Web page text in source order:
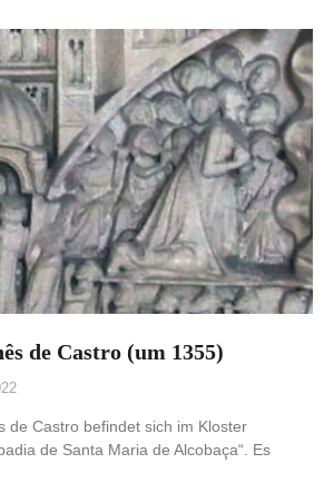
de Castro (um 1355)
de Castro befindet sich im Kloster
de Santa Maria de Alcobaça“. Es